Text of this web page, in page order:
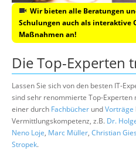
Wir bieten alle Beratungen
Schulungen auch als interaktive
Maßnahmen an!
Die Top-Experten
Lassen Sie sich von den besten IT-
sind sehr renommierte Top-Experten
einer durch Fachbücher undVorträge
Vermittlungskompetenz, z.B. Dr.
Neno Loje, Marc Müller, Christian
Stropek.